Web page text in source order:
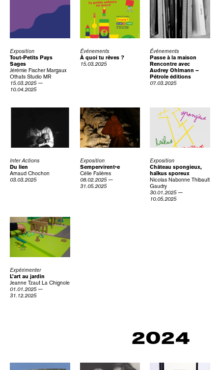
Exposition
Tout-Petits Pays
Sages
Jérémie Fischer Margaux
Othats Studio MR
15.03.2025 —
10.04.2025
Événements
À quoi tu rêves ?
15.03.2025
Événements
Passe à la maison
Rencontre avec
Audrey Ohlmann –
Pétrole éditions
07.03.2025
Inter Actions
Du lien
Arnaud Chochon
03.03.2025
Exposition
Sempervirent•e
Célie Falières
08.02.2025 —
31.05.2025
Exposition
Château spongieux,
haïkus sporeux
Nicolas Nabonne Thibault
Gaudry
30.01.2025 —
10.05.2025
Expérimenter
L’art au jardin
Jeanne Tzaut La Chignole
01.01.2025 —
31.12.2025
2024